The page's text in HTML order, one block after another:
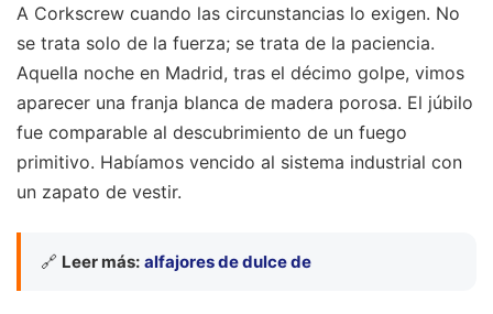
A Corkscrew cuando las circunstancias lo exigen. No
se trata solo de la fuerza; se trata de la paciencia.
Aquella noche en Madrid, tras el décimo golpe, vimos
aparecer una franja blanca de madera porosa. El júbilo
fue comparable al descubrimiento de un fuego
primitivo. Habíamos vencido al sistema industrial con
un zapato de vestir.
🔗 Leer más: alfajores de dulce de